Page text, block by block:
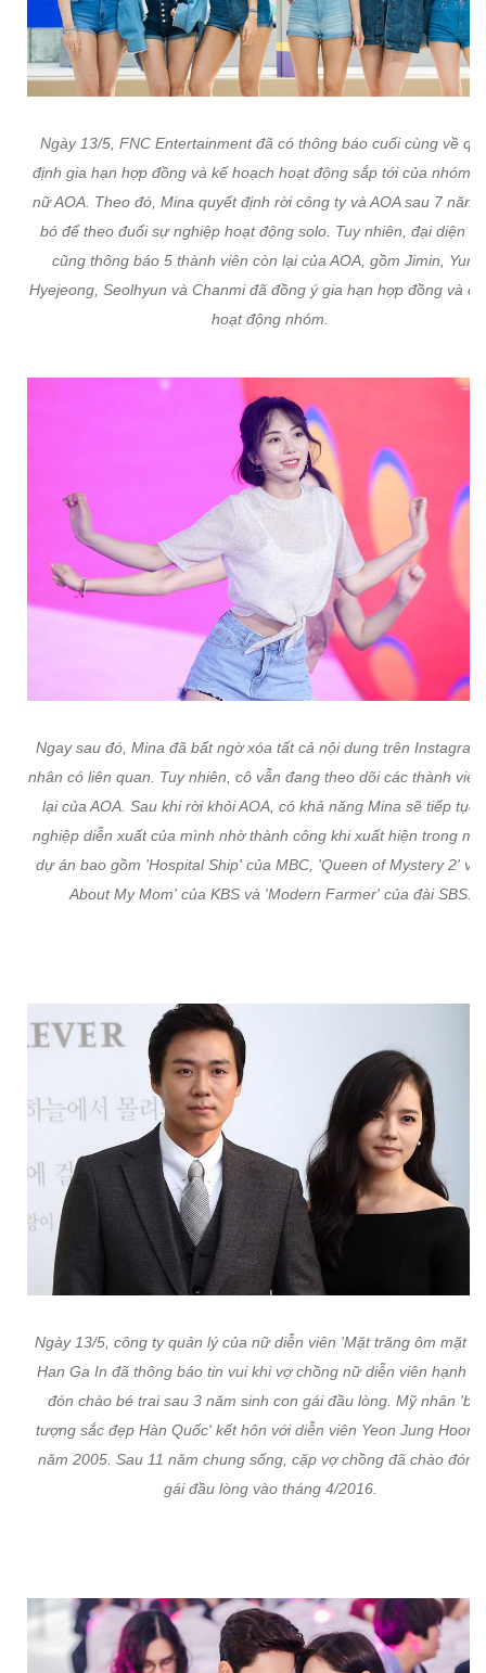
Ngày 13/5, FNC Entertainment đã có thông báo cuối cùng về
định gia hạn hợp đồng và kế hoạch hoạt động sắp tới của nhóm
nữ AOA. Theo đó, Mina quyết định rời công ty và AOA sau 7 năm
bó để theo đuổi sự nghiệp hoạt động solo. Tuy nhiên, đại diện
cũng thông báo 5 thành viên còn lại của AOA, gồm Jimin,
Hyejeong, Seolhyun và Chanmi đã đồng ý gia hạn hợp đồng và
hoạt động nhóm.
Ngay sau đó, Mina đã bất ngờ xóa tất cả nội dung trên
nhân có liên quan. Tuy nhiên, cô vẫn đang theo dõi các thành
lại của AOA. Sau khi rời khỏi AOA, có khả năng Mina sẽ tiếp tục
nghiệp diễn xuất của mình nhờ thành công khi xuất hiện trong
dự án bao gồm 'Hospital Ship' của MBC, 'Queen of Mystery 2' và
About My Mom' của KBS và 'Modern Farmer' của đài SBS.
Ngày 13/5, công ty quản lý của nữ diễn viên 'Mặt trăng ôm mặt
Han Ga In đã thông báo tin vui khi vợ chồng nữ diễn viên hạnh
đón chào bé trai sau 3 năm sinh con gái đầu lòng. Mỹ nhân
tượng sắc đẹp Hàn Quốc' kết hôn với diễn viên Yeon Jung Hoon
năm 2005. Sau 11 năm chung sống, cặp vợ chồng đã chào đón
gái đầu lòng vào tháng 4/2016.